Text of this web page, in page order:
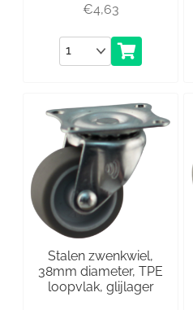
€4,63
Aantal
Stalen zwenkwiel,
38mm diameter, TPE
loopvlak, glijlager